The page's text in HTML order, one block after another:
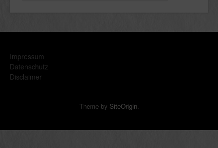
Impressum
Datenschutz
Disclaimer
Theme by SiteOrigin.